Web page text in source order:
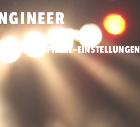
PRIVATSPHÄRE-EINSTELLUNGEN